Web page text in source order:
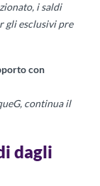
i saldi
gli esclusivi pre
con
continua il
dagli